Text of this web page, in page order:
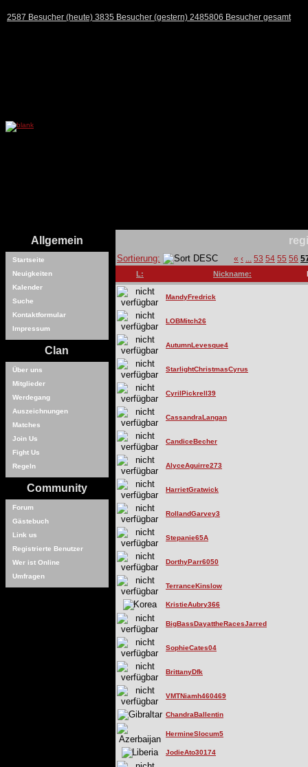
2587 Besucher (heute) 3835 Besucher (gestern) 2485806 Besucher gesamt
Allgemein
Startseite
Neuigkeiten
Kalender
Suche
Kontaktformular
Impressum
Clan
Über uns
Mitglieder
Werdegang
Auszeichnungen
Matches
Join Us
Fight Us
Regeln
Community
Forum
Gästebuch
Link us
Registrierte Benutzer
Wer ist Online
Umfragen
Sortierung: « ‹ 53 54 55 56
L: Nickname:
MandyFredrick
LOBMitch26
AutumnLevesque4
StarlightChristmasCyrus
CyrilPickrell39
CassandraLangan
CandiceBecher
AlyceAguirre273
HarrietGratwick
RollandGarvey3
Stepanie65A
DorthyParr6050
TerranceKinslow
KristieAubry366
BigBassDayattheRacesJarred
SophieCates04
BrittanyDfk
VMTNiamh460469
ChandraBallentin
HermineSlocum5
JodieAto30174